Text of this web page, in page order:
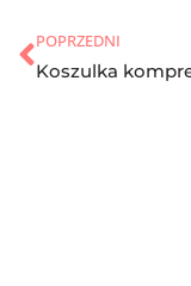
POPRZEDNI